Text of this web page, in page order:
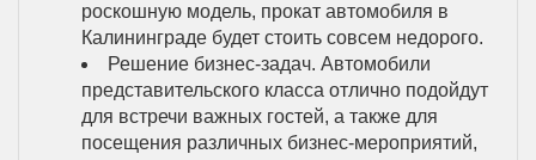
роскошную модель, прокат автомобиля в
Калининграде будет стоить совсем недорого.
Решение бизнес-задач. Автомобили
представительского класса отлично подойдут
для встречи важных гостей, а также для
посещения различных бизнес-мероприятий,